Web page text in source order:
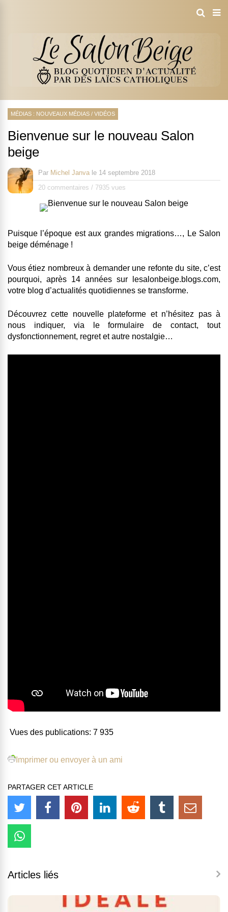
MÉDIAS : NOUVEAUX MÉDIAS / VIDÉOS
Bienvenue sur le nouveau Salon
beige
Par Michel Janva le 14 septembre 2018
20 commentaires / 7935 vues
Puisque l’époque est aux grandes migrations…, Le Salon
beige déménage !
Vous étiez nombreux à demander une refonte du site, c’est
pourquoi, après 14 années sur lesalonbeige.blogs.com,
votre blog d’actualités quotidiennes se transforme.
Découvrez cette nouvelle plateforme et n’hésitez pas à
nous indiquer, via le formulaire de contact, tout
dysfonctionnement, regret et autre nostalgie…
Vues des publications: 7 935
Imprimer ou envoyer à un ami
PARTAGER CET ARTICLE
Articles liés